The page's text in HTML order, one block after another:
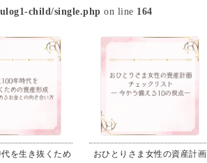
child/single.php on line 164
代を生き抜くため
おひとりさま女性の資産計画